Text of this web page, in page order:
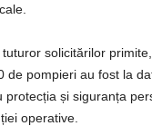
solicitărilor
de pompieri au fost la
protecția și siguranța
operative.